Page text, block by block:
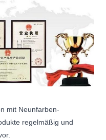
mit Neunfarben-
regelmäßig und